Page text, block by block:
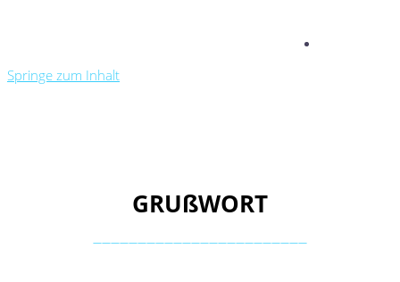
Springe zum Inhalt
GRUßWORT
————————————————————————